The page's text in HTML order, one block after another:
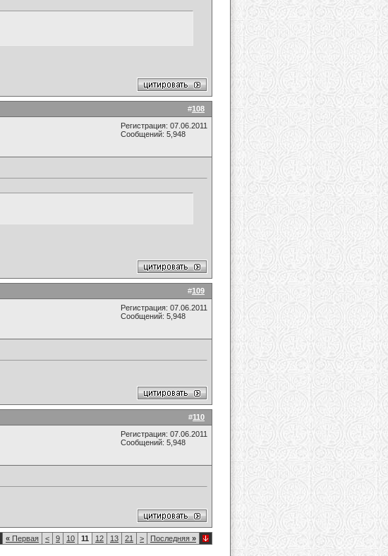
#108
Регистрация: 07.06.2011
Сообщений: 5,948
#109
Регистрация: 07.06.2011
Сообщений: 5,948
#110
Регистрация: 07.06.2011
Сообщений: 5,948
« Первая < 9 10 11 12 13 21 > Последняя »